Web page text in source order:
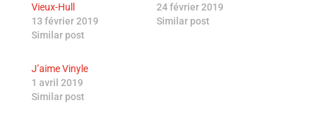
Vieux-Hull
13 février 2019
Similar post
24 février 2019
Similar post
J’aime Vinyle
1 avril 2019
Similar post